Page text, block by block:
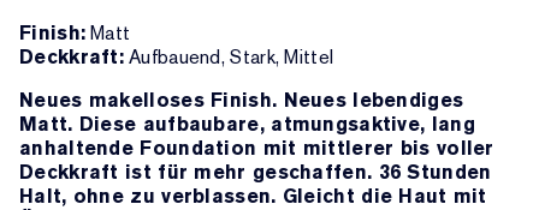
Finish:Matt
Deckkraft:Aufbauend, Stark, Mittel
Neues makelloses Finish. Neues lebendiges
Matt. Diese aufbaubare, atmungsaktive, lang
anhaltende Foundation mit mittlerer bis voller
Deckkraft ist für mehr geschaffen. 36 Stunden
Halt, ohne zu verblassen. Gleicht die Haut mit